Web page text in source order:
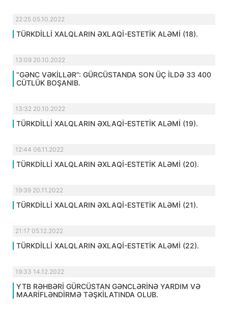
22:25 05.10.2022
TÜRKDİLLİ XALQLARIN ƏXLAQİ-ESTETİK ALƏMİ (18).
13:09 20.10.2022
“GƏNC VƏKİLLƏR”: GÜRCÜSTANDA SON ÜÇ İLDƏ 33 400
CÜTLÜK BOŞANIB.
13:32 20.10.2022
TÜRKDİLLİ XALQLARIN ƏXLAQİ-ESTETİK ALƏMİ (19).
12:44 06.11.2022
TÜRKDİLLİ XALQLARIN ƏXLAQİ-ESTETİK ALƏMİ (20).
19:39 20.11.2022
TÜRKDİLLİ XALQLARIN ƏXLAQİ-ESTETİK ALƏMİ (21).
21:17 05.12.2022
TÜRKDİLLİ XALQLARIN ƏXLAQİ-ESTETİK ALƏMİ (22).
19:33 14.12.2022
YTB RƏHBƏRİ GÜRCÜSTAN GƏNCLƏRİNƏ YARDIM VƏ
MAARİFLƏNDİRMƏ TƏŞKİLATINDA OLUB.